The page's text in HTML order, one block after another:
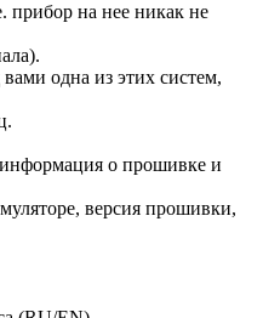
прибор на нее никак не
одна из этих систем,
о прошивке и
версия прошивки,